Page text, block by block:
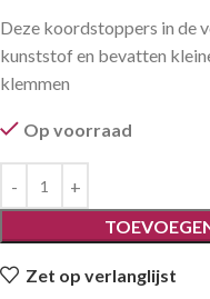
Deze koordstoppers in de
kunststof en bevatten
klemmen
Op voorraad
Zet op verlanglijst